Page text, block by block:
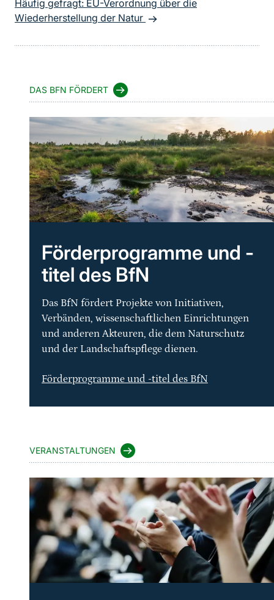
Häufig gefragt: EU-Verordnung über die
Wiederherstellung der Natur
DAS BFN FÖRDERT
Förderprogramme und -
titel des BfN
Das BfN fördert Projekte von Initiativen,
Verbänden, wissenschaftlichen Einrichtungen
und anderen Akteuren, die dem Naturschutz
und der Landschaftspflege dienen.
Förderprogramme und -titel des BfN
VERANSTALTUNGEN